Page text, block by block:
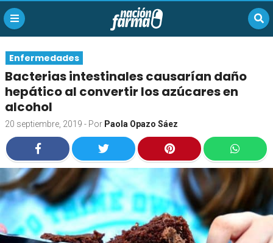
Enfermedades
Bacterias intestinales causarían daño
hepático al convertir los azúcares en
alcohol
20 septiembre, 2019 - Por Paola Opazo Sáez